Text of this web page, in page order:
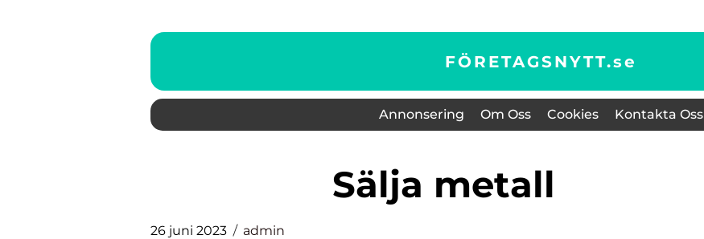
FÖRETAGSNYTT.se
Annonsering Om Oss Cookies Kontakta Oss
sälja metall
26 juni 2023 admin